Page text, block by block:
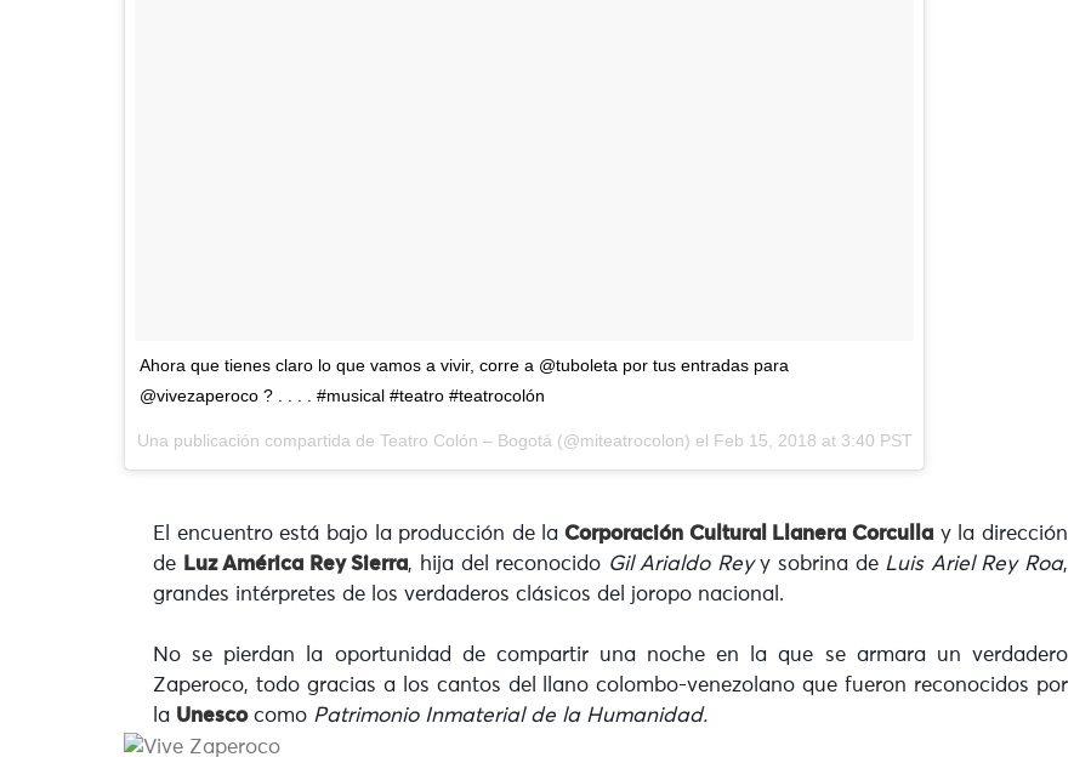
Ahora que tienes claro lo que vamos a vivir, corre a @tuboleta por tus entradas para
@vivezaperoco ? . . . . #musical #teatro #teatrocolón
Una publicación compartida de Teatro Colón – Bogotá(@miteatrocolon) el Feb 15, 2018 at 3:40 PST
El encuentro está bajo la producción de la Corporación Cultural Llanera Corculla y la dirección
de Luz América Rey Sierra, hija del reconocido Gil Arialdo Reyy sobrina de Luis Ariel Rey Roa,
grandes intérpretes de los verdaderos clásicos del joropo nacional.
No se pierdan la oportunidad de compartir una noche en la que se armara un verdadero
Zaperoco, todo gracias a los cantos del llano colombo-venezolano que fueron reconocidos por
la Unescocomo Patrimonio Inmaterial de la Humanidad.